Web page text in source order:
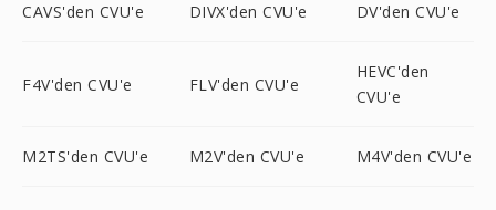
CAVS'den CVU'e DIVX'den CVU'e DV'den CVU'e
F4V'den CVU'e FLV'den CVU'e
HEVC'den
CVU'e
M2TS'den CVU'e M2V'den CVU'e M4V'den CVU'e